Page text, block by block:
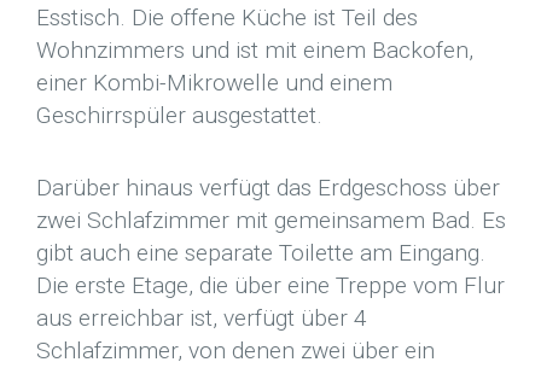
Esstisch. Die offene Küche ist Teil des
Wohnzimmers und ist mit einem Backofen,
einer Kombi-Mikrowelle und einem
Geschirrspüler ausgestattet.
Darüber hinaus verfügt das Erdgeschoss über
zwei Schlafzimmer mit gemeinsamem Bad. Es
gibt auch eine separate Toilette am Eingang.
Die erste Etage, die über eine Treppe vom Flur
aus erreichbar ist, verfügt über 4
Schlafzimmer, von denen zwei über ein